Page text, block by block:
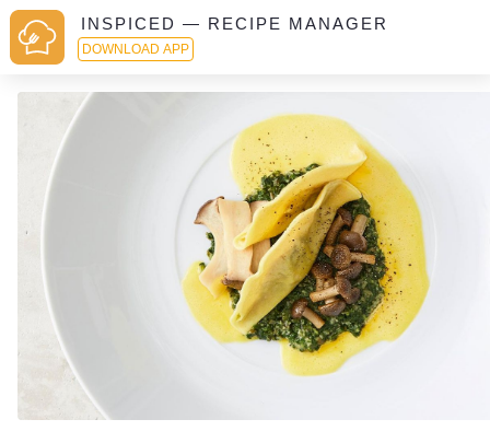
INSPICED — RECIPE MANAGER
DOWNLOAD APP